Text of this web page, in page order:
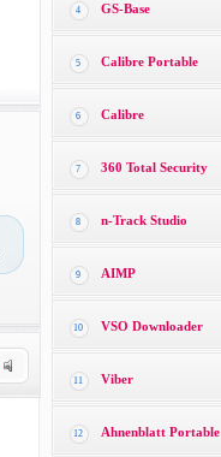
4 GS-Base
5 Calibre Portable
6 Calibre
7 360 Total Security
8 n-Track Studio
9 AIMP
10 VSO Downloader
11 Viber
12 Ahnenblatt Portable